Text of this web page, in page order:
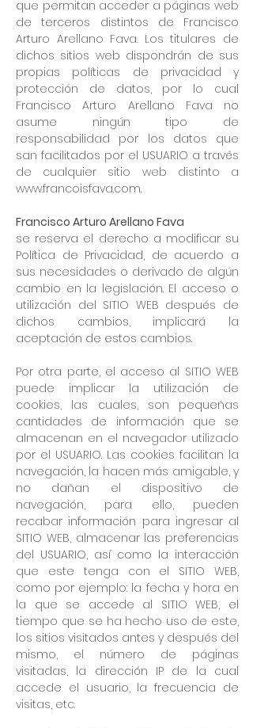
que permitan acceder a páginas web
de terceros distintos de Francisco
Arturo Arellano Fava. Los titulares de
dichos sitios web dispondrán de sus
propias políticas de privacidad y
protección de datos, por lo cual
Francisco Arturo Arellano Fava no
asume ningún tipo de
responsabilidad por los datos que
san facilitados por el USUARIO a través
de cualquier sitio web distinto a
www.francoisfava.com.
Francisco Arturo Arellano Fava
se reserva el derecho a modificar su
Política de Privacidad, de acuerdo a
sus necesidades o derivado de algún
cambio en la legislación. El acceso o
utilización del SITIO WEB después de
dichos cambios, implicará la
aceptación de estos cambios.
Por otra parte, el acceso al SITIO WEB
puede implicar la utilización de
cookies, las cuales, son pequeñas
cantidades de información que se
almacenan en el navegador utilizado
por el USUARIO. Las cookies facilitan la
navegación, la hacen más amigable, y
no dañan el dispositivo de
navegación, para ello, pueden
recabar información para ingresar al
SITIO WEB, almacenar las preferencias
del USUARIO, así como la interacción
que este tenga con el SITIO WEB,
como por ejemplo: la fecha y hora en
la que se accede al SITIO WEB, el
tiempo que se ha hecho uso de este,
los sitios visitados antes y después del
mismo, el número de páginas
visitadas, la dirección IP de la cual
accede el usuario, la frecuencia de
visitas, etc.